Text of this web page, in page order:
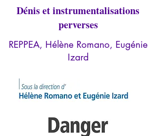
Dénis et instrumentalisations
perverses
REPPEA, Hélène Romano, Eugénie
Izard